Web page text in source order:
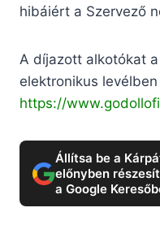
hibáiért a Szervező
A díjazott alkotókat
elektronikus
https://
Állítsa be a
előnyben
a Google